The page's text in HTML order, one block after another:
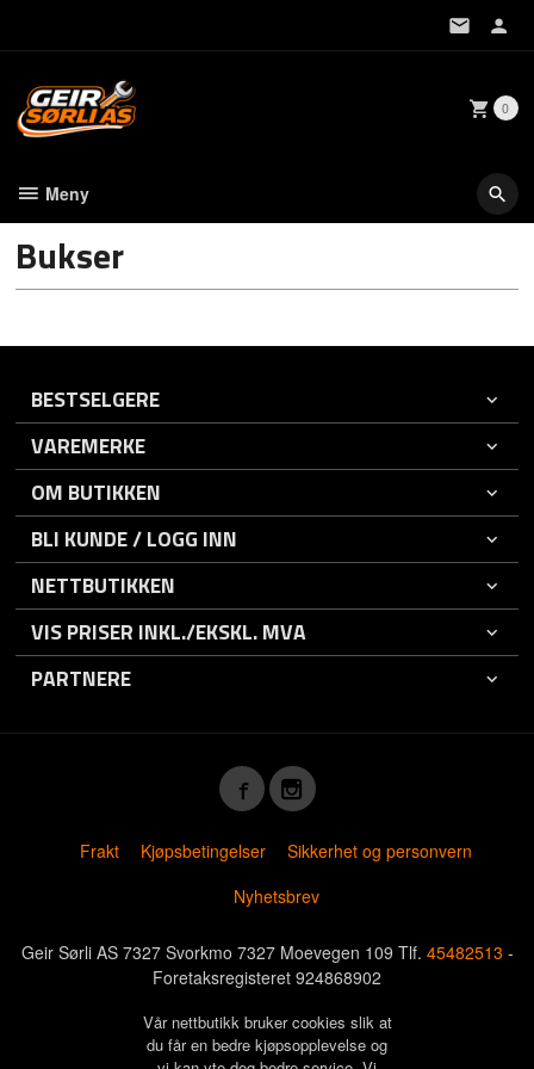
0
Meny
Bukser
BESTSELGERE
VAREMERKE
OM BUTIKKEN
BLI KUNDE / LOGG INN
NETTBUTIKKEN
VIS PRISER INKL./EKSKL. MVA
PARTNERE
Frakt Kjøpsbetingelser
Sikkerhet og personvern
Nyhetsbrev
Geir Sørli AS 7327 Svorkmo 7327 Moevegen 109 Tlf. 45482513 -
Foretaksregisteret 924868902
Vår nettbutikk bruker cookies slik at
du får en bedre kjøpsopplevelse og